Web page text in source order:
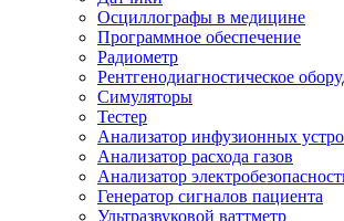
Осциллографы в медицине
Программное обеспечение
Радиометр
Рентгенодиагностическое
Симуляторы
Тестер
Анализатор инфузионных
Анализатор расхода газов
Анализатор
Генератор сигналов пациента
Ультразвуковой ваттметр